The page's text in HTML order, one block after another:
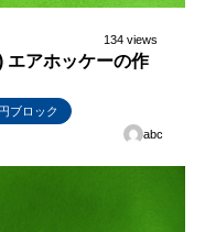
134 views
アホッケーの作
ブロック
abc